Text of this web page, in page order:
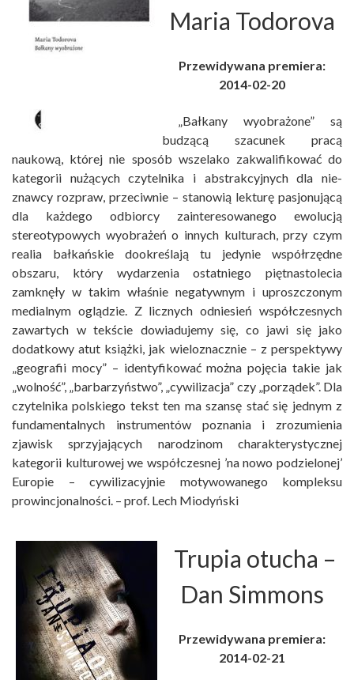
Maria Todorova
Przewidywana premiera:
2014-02-20
„Bałkany wyobrażone” są
budzącą szacunek pracą
naukową, której nie sposób wszelako zakwalifikować do
kategorii nużących czytelnika i abstrakcyjnych dla nie-
znawcy rozpraw, przeciwnie – stanowią lekturę pasjonującą
dla każdego odbiorcy zainteresowanego ewolucją
stereotypowych wyobrażeń o innych kulturach, przy czym
realia bałkańskie dookreślają tu jedynie współrzędne
obszaru, który wydarzenia ostatniego piętnastolecia
zamknęły w takim właśnie negatywnym i uproszczonym
medialnym oglądzie. Z licznych odniesień współczesnych
zawartych w tekście dowiadujemy się, co jawi się jako
dodatkowy atut książki, jak wieloznacznie – z perspektywy
„geografii mocy” – identyfikować można pojęcia takie jak
„wolność”, „barbarzyństwo”, „cywilizacja” czy „porządek”. Dla
czytelnika polskiego tekst ten ma szansę stać się jednym z
fundamentalnych instrumentów poznania i zrozumienia
zjawisk sprzyjających narodzinom charakterystycznej
kategorii kulturowej we współczesnej ’na nowo podzielonej’
Europie – cywilizacyjnie motywowanego kompleksu
prowincjonalności. – prof. Lech Miodyński
Trupia otucha –
Dan Simmons
Przewidywana premiera:
2014-02-21